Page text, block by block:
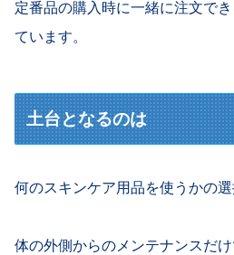
定番品の購入時に一緒に注文で
ています。
土台となるのは
何のスキンケア用品を使うかの
体の外側からのメンテナンスだけ